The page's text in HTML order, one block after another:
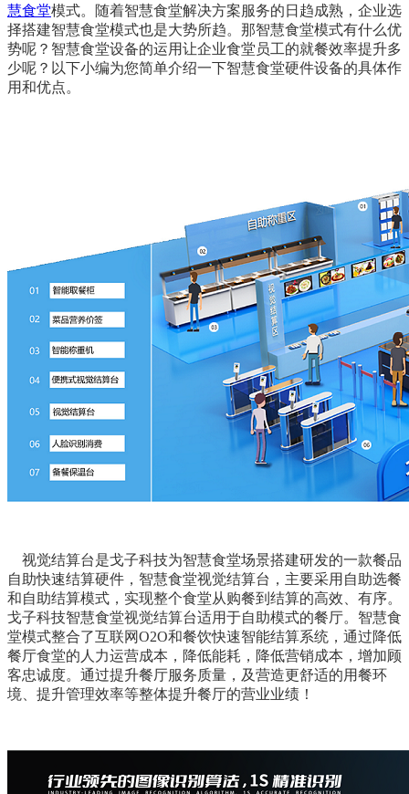
慧食堂模式。随着智慧食堂解决方案服务的日趋成熟，企业选
择搭建智慧食堂模式也是大势所趋。那智慧食堂模式有什么优
势呢？智慧食堂设备的运用让企业食堂员工的就餐效率提升多
少呢？以下小编为您简单介绍一下智慧食堂硬件设备的具体作
用和优点。
视觉结算台是戈子科技为智慧食堂场景搭建研发的一款餐品
自助快速结算硬件，智慧食堂视觉结算台，主要采用自助选餐
和自助结算模式，实现整个食堂从购餐到结算的高效、有序。
戈子科技智慧食堂视觉结算台适用于自助模式的餐厅。智慧食
堂模式整合了互联网O2O和餐饮快速智能结算系统，通过降低
餐厅食堂的人力运营成本，降低能耗，降低营销成本，增加顾
客忠诚度。通过提升餐厅服务质量，及营造更舒适的用餐环
境、提升管理效率等整体提升餐厅的营业业绩！